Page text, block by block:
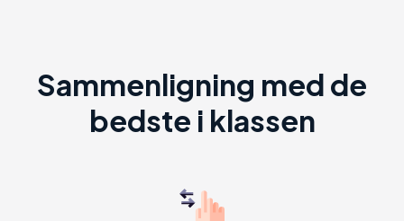
Sammenligning med de
bedste i klassen